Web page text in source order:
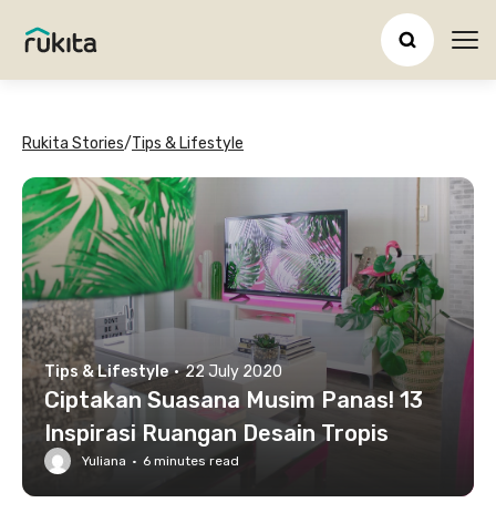
Rukita Stories/Tips & Lifestyle
Tips & Lifestyle · 22 July 2020
Ciptakan Suasana Musim Panas! 13
Inspirasi Ruangan Desain Tropis
Yuliana · 6 minutes read